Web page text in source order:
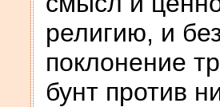
религию, и
поклонение
бунт против